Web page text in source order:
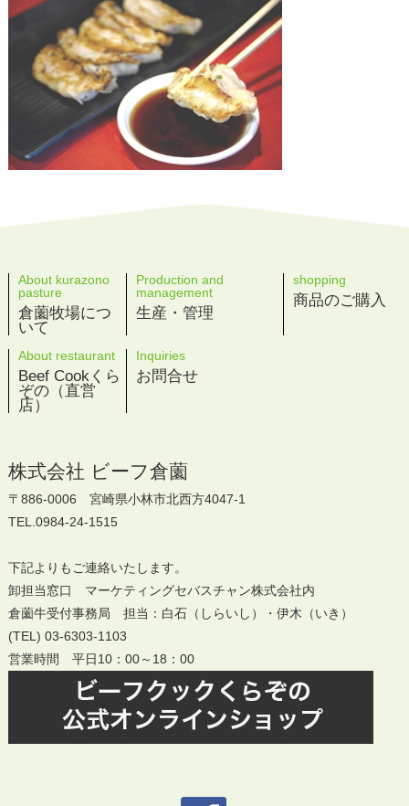
About kurazono
pasture
倉薗牧場につ
いて
Production and
management
生産・管理
shopping
商品のご購入
About restaurant
Beef Cookくら
ぞの（直営
店）
Inquiries
お問合せ
株式会社 ビーフ倉薗
〒886-0006 宮崎県小林市北西方4047-1
TEL.0984-24-1515
下記よりもご連絡いたします。
卸担当窓口 マーケティングセバスチャン株式会社内
倉薗牛受付事務局 担当：白石（しらいし）・伊木（いき）
(TEL) 03-6303-1103
営業時間 平日10：00～18：00